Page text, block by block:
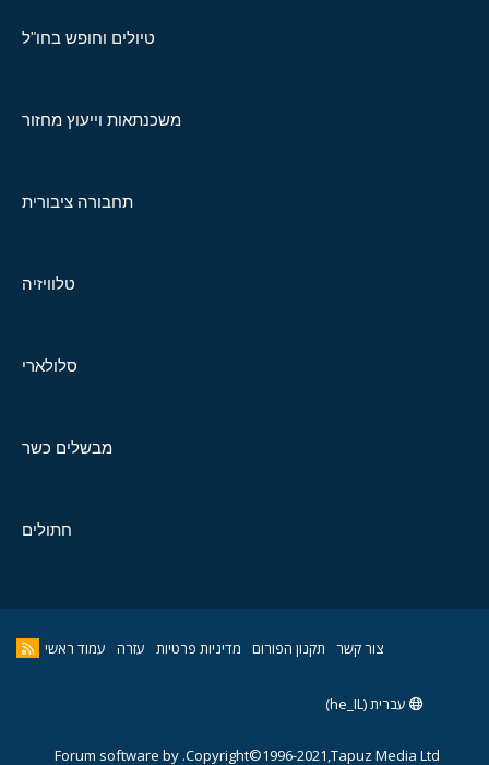
טיולים וחופש בחו"ל
משכנתאות וייעוץ מחזור
תחבורה ציבורית
טלוויזיה
סלולארי
מבשלים כשר
חתולים
צור קשר תקנון הפורום מדיניות פרטיות עזרה עמוד ראשי
עברית (he_IL)
Copyright©1996-2021,Tapuz Media Ltd.
Forum software by